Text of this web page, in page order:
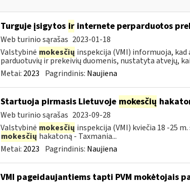
Turguje įsigytos irinternete perparduotos
Web turinio sąrašas 2023-01-18
Valstybinė mokesčių inspekcija (VMI) informuoja,
parduotuvių ir prekeivių duomenis, nustatyta atvejų,
Metai: 2023 Pagrindinis: Naujiena
Startuoja pirmasis Lietuvoje mokesčių
Web turinio sąrašas 2023-09-28
Valstybinė mokesčių inspekcija (VMI) kviečia 18 -25
mokesčių hakatoną - Taxmania...
Metai: 2023 Pagrindinis: Naujiena
VMI pageidaujantiems tapti PVM mokėtojais